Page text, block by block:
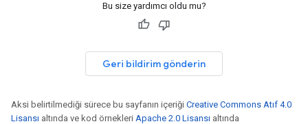
Bu size yardımcı oldu mu?
Geri bildirim gönderin
Aksi belirtilmediği sürece bu sayfanın içeriği Creative Commons Atıf 4.0
Lisansı altında ve kod örnekleri Apache 2.0 Lisansı altında